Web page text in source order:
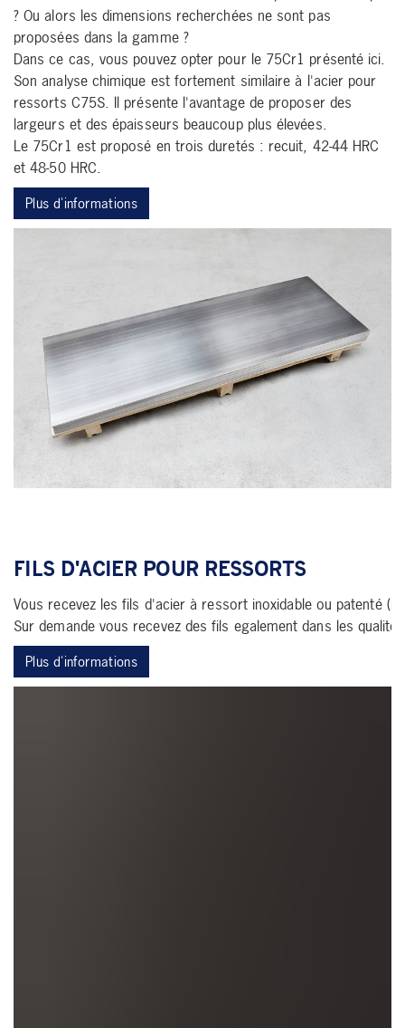
? Ou alors les dimensions recherchées ne sont pas
proposées dans la gamme ?
Dans ce cas, vous pouvez opter pour le 75Cr1 présenté ici.
Son analyse chimique est fortement similaire à l'acier pour
ressorts C75S. Il présente l'avantage de proposer des
largeurs et des épaisseurs beaucoup plus élevées.
Le 75Cr1 est proposé en trois duretés : recuit, 42-44 HRC
et 48-50 HRC.
Plus d'informations
FILS D'ACIER POUR RESSORTS
Vous recevez les fils d'acier à ressort inoxidable ou patenté
Sur demande vous recevez des fils egalement dans les
Plus d'informations